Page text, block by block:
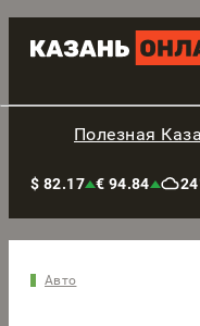
Полезная
$ 82.17 € 94.84
Авто